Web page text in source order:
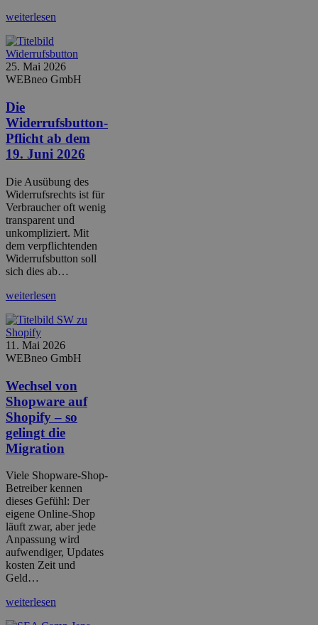
weiterlesen
25. Mai 2026
WEBneo GmbH
Die
Widerrufsbutton-
Pflicht ab dem
19. Juni 2026
Die Ausübung des
Widerrufsrechts ist für
Verbraucher oft wenig
transparent und
unkompliziert. Mit
dem verpflichtenden
Widerrufsbutton soll
sich dies ab…
weiterlesen
11. Mai 2026
WEBneo GmbH
Wechsel von
Shopware auf
Shopify – so
gelingt die
Migration
Viele Shopware-Shop-
Betreiber kennen
dieses Gefühl: Der
eigene Online-Shop
läuft zwar, aber jede
Anpassung wird
aufwendiger, Updates
kosten Zeit und
Geld…
weiterlesen